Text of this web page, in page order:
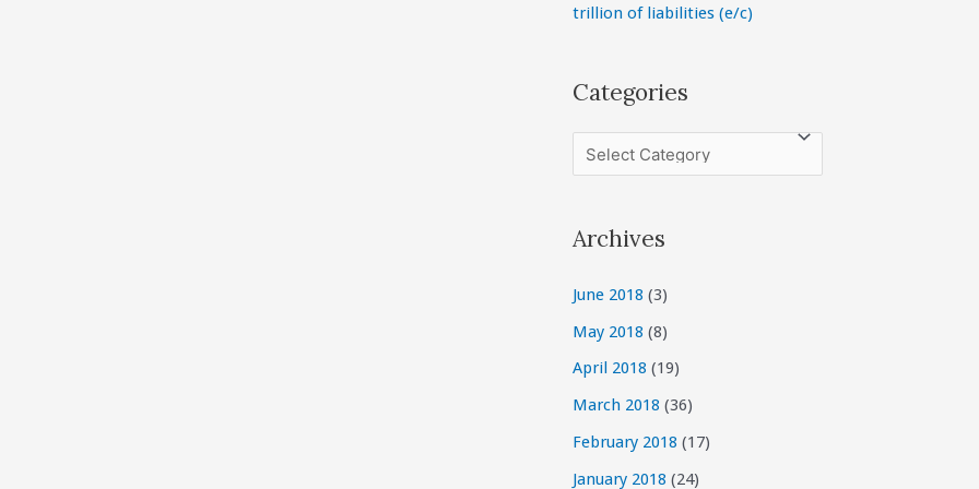
trillion of liabilities (e/c)
Categories
a
e
r
i
e
s
Archives
June 2018 (3)
May 2018 (8)
April 2018 (19)
March 2018 (36)
February 2018 (17)
January 2018 (24)